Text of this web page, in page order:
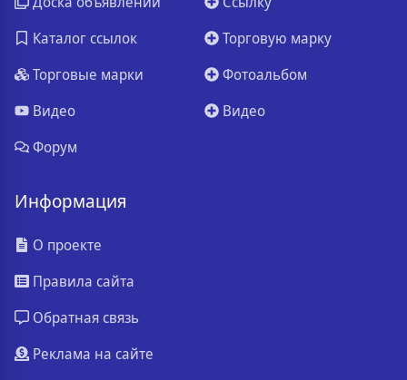
Каталог ссылок
Торговые марки
Видео
Форум
Торговую марку
Фотоальбом
Видео
Информация
О проекте
Правила сайта
Обратная связь
Реклама на сайте